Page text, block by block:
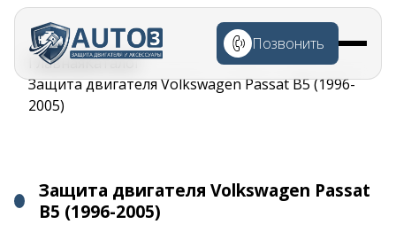
Перейти к
основному
содержанию
Позвонить
Строка
навигации
ГлавнаяКаталог
Защита двигателя Volkswagen Passat B5 (1996-
2005)
Защита двигателя Volkswagen Passat
B5 (1996-2005)